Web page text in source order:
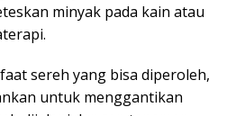
minyak pada kain atau
sereh yang bisa diperoleh,
untuk menggantikan